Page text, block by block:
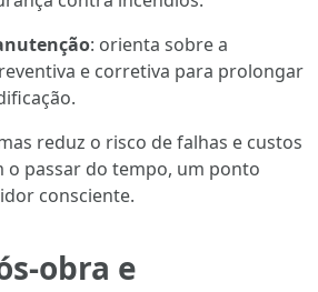
: orienta sobre a
e corretiva para prolongar
reduz o risco de falhas e custos
o passar do tempo, um ponto
consciente.
obra e